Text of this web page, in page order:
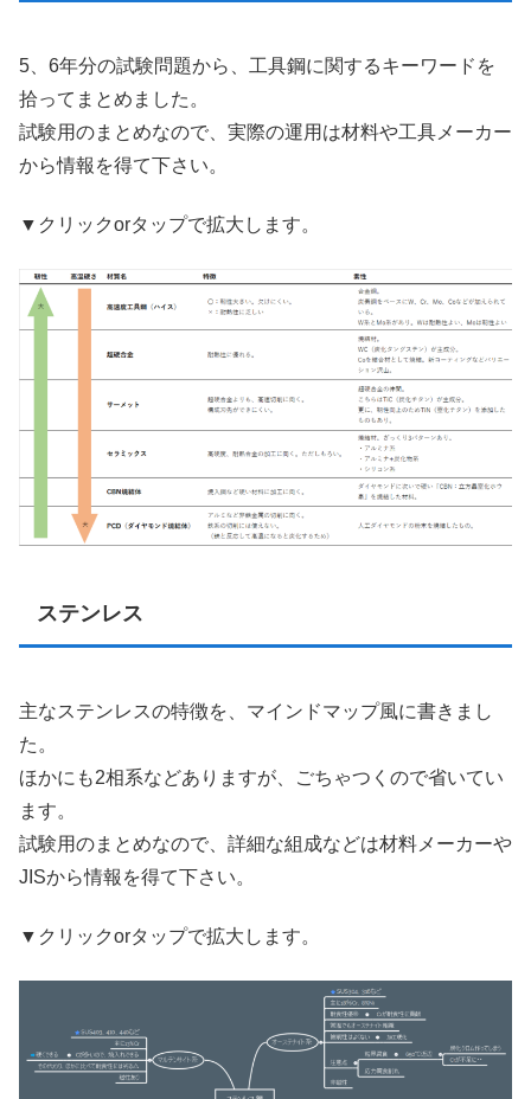
5、6年分の試験問題から、工具鋼に関するキーワードを
拾ってまとめました。
試験用のまとめなので、実際の運用は材料や工具メーカー
から情報を得て下さい。
▼クリックorタップで拡大します。
ステンレス
主なステンレスの特徴を、マインドマップ風に書きまし
た。
ほかにも2相系などありますが、ごちゃつくので省いてい
ます。
試験用のまとめなので、詳細な組成などは材料メーカーや
JISから情報を得て下さい。
▼クリックorタップで拡大します。